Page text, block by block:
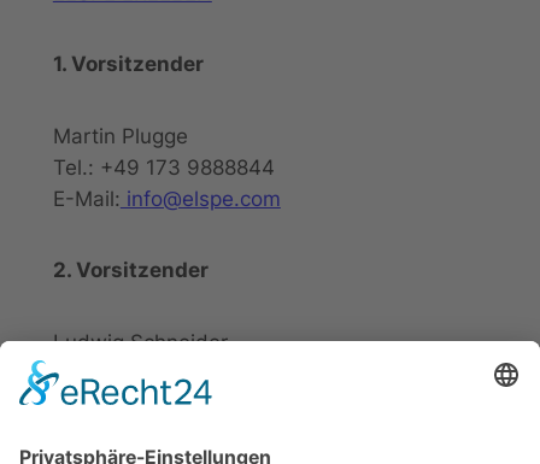
1. Vorsitzender
Martin Plugge
Tel.: +49 173 9888844
E-Mail: info@elspe.com
2. Vorsitzender
Ludwig Schneider
Tel.: +49 2721 20800
E-Mail:info@elspe.com